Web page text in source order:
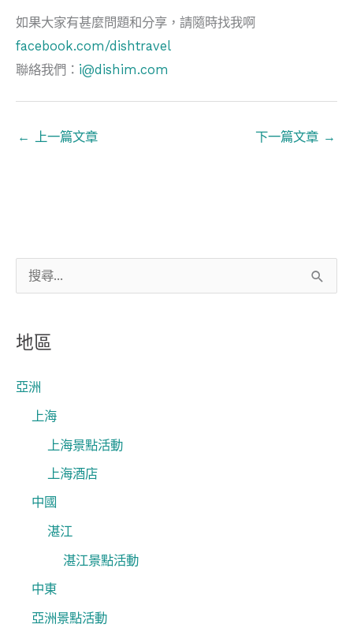
關
字
地區
亞洲
上海
上海景點活動
上海酒店
中國
湛江
湛江景點活動
中東
亞洲景點活動
如果大家有甚麼問題和分享，請隨時找我啊
facebook.com/dishtravel
聯絡我們： i@dishim.com
← 上一篇文章 下一篇文章 →